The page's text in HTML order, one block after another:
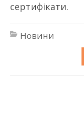
сертифікати.
Новини